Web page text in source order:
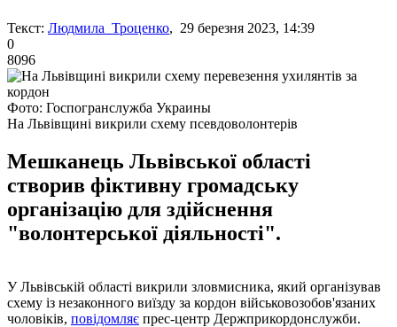
Текст: Людмила Троценко, 29 березня 2023, 14:39
0
8096
Фото: Госпогранслужба Украины
На Львівщині викрили схему псевдоволонтерів
Мешканець Львівської області
створив фіктивну громадську
організацію для здійснення
"волонтерської діяльності".
У Львівській області викрили зловмисника, який організував
схему із незаконного виїзду за кордон військовозобов'язаних
чоловіків, повідомляє прес-центр Держприкордонслужби.